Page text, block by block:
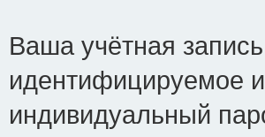
Ваша учётная
идентифицируемое
индивидуальный